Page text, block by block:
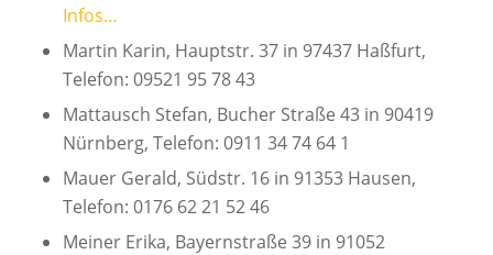
Infos…
Martin Karin, Hauptstr. 37 in 97437 Haßfurt,
Telefon: 09521 95 78 43
Mattausch Stefan, Bucher Straße 43 in 90419
Nürnberg, Telefon: 0911 34 74 64 1
Mauer Gerald, Südstr. 16 in 91353 Hausen,
Telefon: 0176 62 21 52 46
Meiner Erika, Bayernstraße 39 in 91052